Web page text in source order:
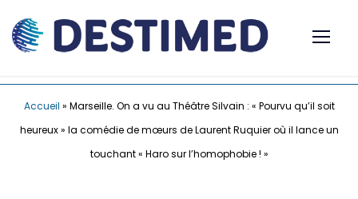
Accueil » Marseille. On a vu au Théâtre Silvain : « Pourvu qu’il soit
heureux » la comédie de mœurs de Laurent Ruquier où il lance un
touchant « Haro sur l’homophobie ! »